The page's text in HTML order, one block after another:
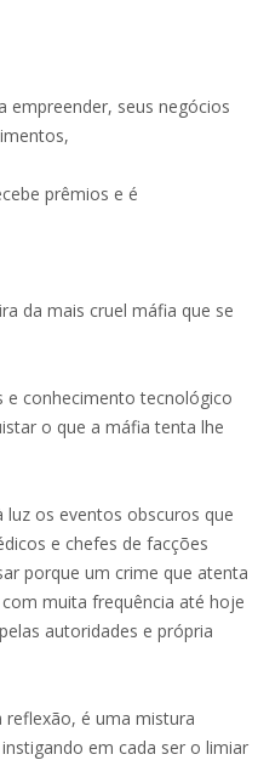
empreender, seus negócios
prêmios e é
da mais cruel máfia que se
e conhecimento tecnológico
o que a máfia tenta lhe
os eventos obscuros que
e chefes de facções
porque um crime que atenta
muita frequência até hoje
autoridades e própria
reflexão, é uma mistura
em cada ser o limiar